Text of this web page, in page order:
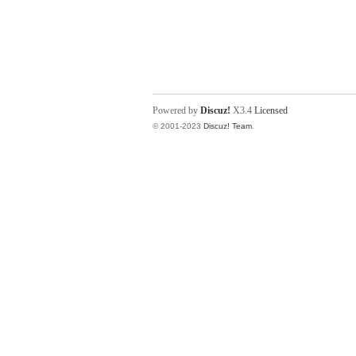
Powered by Discuz! X3.4 Licensed
© 2001-2023 Discuz! Team